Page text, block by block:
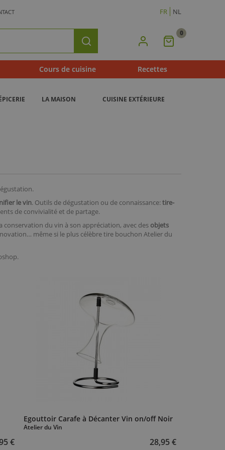
FR NL
Rechercher Mon
0
Cours de cuisine Recettes
LA MAISON CUISINE EXTÉRIEURE
le vin. Outils de dégustation ou de connaissance:tire-
de convivialité et de partage.
conservation du vin à son appréciation, avec des objets
même si le plus célèbre tire bouchon Atelier du
€
Egouttoir Carafe à Décanter Vin on/off Noir
Atelier du Vin
28,95 €